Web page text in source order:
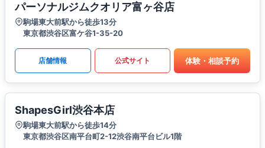
パーソナルジムクオリア富ヶ谷店
駒場東大前駅から徒歩13分
東京都渋谷区富ケ谷1-35-20
店舗情報 公式サイト 体験・相談予約
ShapesGirl渋谷本店
駒場東大前駅から徒歩14分
東京都渋谷区南平台町2-12渋谷南平台ビル1階